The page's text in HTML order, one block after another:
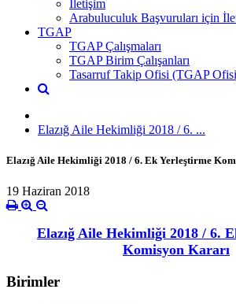
İletişim
Arabuluculuk Başvuruları için
TGAP
TGAP Çalışmaları
TGAP Birim Çalışanları
Tasarruf Takip Ofisi (TGAP
Elazığ Aile Hekimliği 2018 / 6. ...
Elazığ Aile Hekimliği 2018 / 6. Ek Yerleştirme
19 Haziran 2018
Elazığ Aile Hekimliği 2018 / 6.
Komisyon Kararı
Birimler